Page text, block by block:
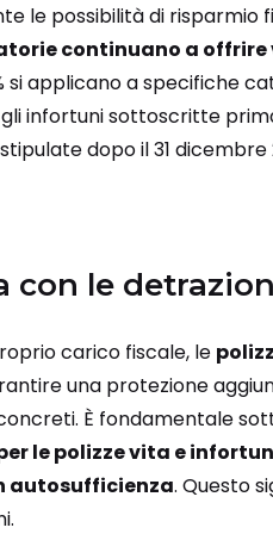
le possibilità di risparmio
continuano a
si applicano a specifiche
infortuni sottoscritte
dopo il 31
con le
carico fiscale, le
una protezione
È fondamentale
le polizze vita e
autosufficienza. Questo